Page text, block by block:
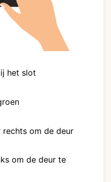
het slot
rechts om de deur
om de deur te